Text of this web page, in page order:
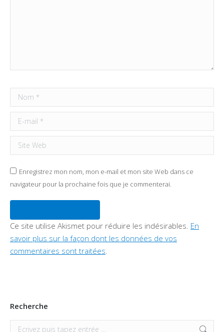
Nom *
E-mail *
Site Web
Enregistrez mon nom, mon e-mail et mon site Web dans ce
navigateur pour la prochaine fois que je commenterai.
Ce site utilise Akismet pour réduire les indésirables. En
savoir plus sur la façon dont les données de vos
commentaires sont traitées
Recherche
Recherche